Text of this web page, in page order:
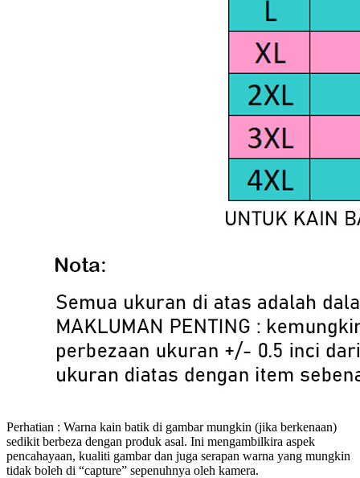
Perhatian : Warna kain batik di gambar mungkin (jika berkenaan)
sedikit berbeza dengan produk asal. Ini mengambilkira aspek
pencahayaan, kualiti gambar dan juga serapan warna yang mungkin
tidak boleh di “capture” sepenuhnya oleh kamera.